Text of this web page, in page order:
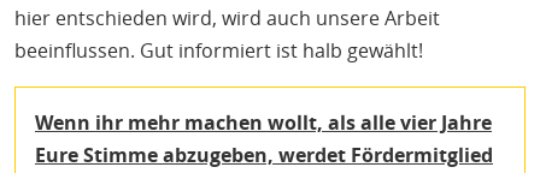
hier entschieden wird, wird auch unsere Arbeit
beeinflussen. Gut informiert ist halb gewählt!
Wenn ihr mehr machen wollt, als alle vier Jahre
Eure Stimme abzugeben, werdet Fördermitglied